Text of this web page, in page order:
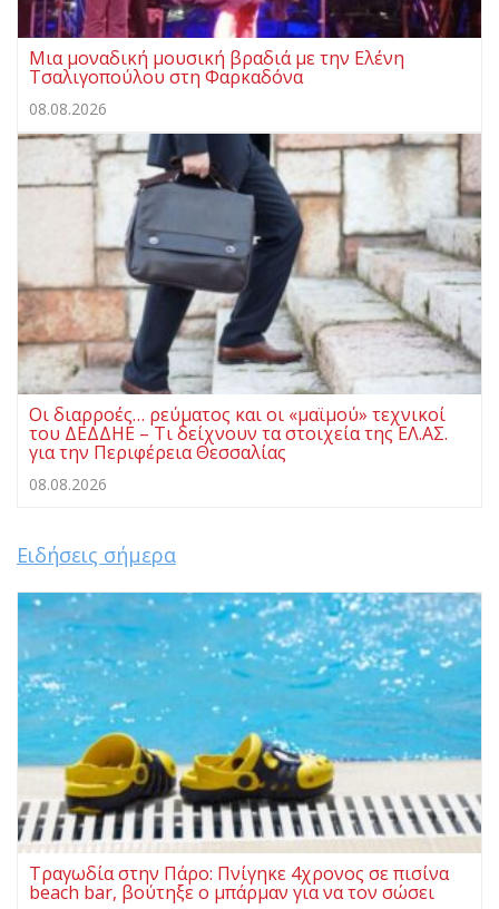
Μια μοναδική μουσική βραδιά με την Ελένη
Τσαλιγοπούλου στη Φαρκαδόνα
08.08.2026
Οι διαρροές… ρεύματος και οι «μαϊμού» τεχνικοί
του ΔΕΔΔΗΕ – Τι δείχνουν τα στοιχεία της ΕΛ.ΑΣ.
για την Περιφέρεια Θεσσαλίας
08.08.2026
Ειδήσεις σήμερα
Τραγωδία στην Πάρο: Πνίγηκε 4χρονος σε πισίνα
beach bar, βούτηξε ο μπάρμαν για να τον σώσει